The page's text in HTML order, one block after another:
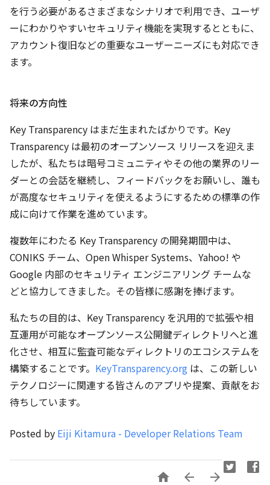
を行う必要があるさまざまなシナリオで利用でき、ユーザ
ーにわかりやすいセキュリティ機能を実現するとともに、
アカウント復旧などの重要なユーザーニーズにも対応でき
ます。
将来の方向性
Key Transparency はまだ生まれたばかりです。Key
Transparency は最初のオープンソース リリースを迎えま
したが、私たちは暗号コミュニティやその他の業界のリー
ダーとの会話を継続し、フィードバックをお願いし、誰も
が高度なセキュリティを使えるようにするための標準の作
成に向けて作業を進めています。
複数年にわたる Key Transparency の開発期間中は、
CONIKS チーム、Open Whisper Systems、Yahoo! や
Google 内部のセキュリティ エンジニアリング チームな
どと協力してきました。その皆様に感謝を捧げます。
私たちの目的は、Key Transparency を汎用的で拡張や相
互運用が可能なオープンソース公開鍵ディレクトリへと進
化させ、相互に監査可能なディレクトリのエコシステムを
構築することです。 KeyTransparency.org は、この新しい
テクノロジーに関連する皆さんのアプリや提案、貢献をお
待ちしています。
Posted by Eiji Kitamura - Developer Relations Team
  